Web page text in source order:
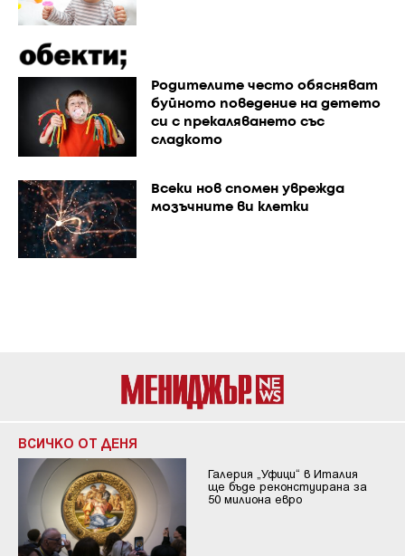
Родителите често обясняват
буйното поведение на детето
си с прекаляването със
сладкото
Всеки нов спомен уврежда
мозъчните ви клетки
ВСИЧКО ОТ ДЕНЯ
Галерия „Уфици“ в Италия
ще бъде реконстуирана за
50 милиона евро